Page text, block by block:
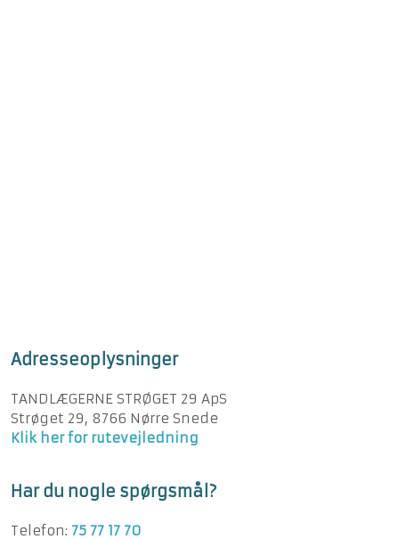
Adresseoplysninger
TANDLÆGERNE STRØGET 29 ApS
Strøget 29, 8766 Nørre Snede
Klik her for rutevejledning
Har du nogle spørgsmål?
Telefon: 75 77 17 70